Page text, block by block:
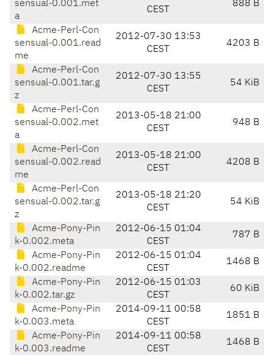
sensual-0.001.met
a
CEST
888 B
Acme-Perl-Con
sensual-0.001.read
me
2012-07-30 13:53
CEST
4203 B
Acme-Perl-Con
sensual-0.001.tar.g
z
2012-07-30 13:55
CEST
54 KiB
Acme-Perl-Con
sensual-0.002.met
a
2013-05-18 21:00
CEST
948 B
Acme-Perl-Con
sensual-0.002.read
me
2013-05-18 21:00
CEST
4208 B
Acme-Perl-Con
sensual-0.002.tar.g
z
2013-05-18 21:20
CEST
54 KiB
Acme-Pony-Pin
k-0.002.meta
2012-06-15 01:04
CEST
787 B
Acme-Pony-Pin
k-0.002.readme
2012-06-15 01:04
CEST
1468 B
Acme-Pony-Pin
k-0.002.tar.gz
2012-06-15 01:03
CEST
60 KiB
Acme-Pony-Pin
k-0.003.meta
2014-09-11 00:58
CEST
1851 B
Acme-Pony-Pin
k-0.003.readme
2014-09-11 00:58
CEST
1468 B